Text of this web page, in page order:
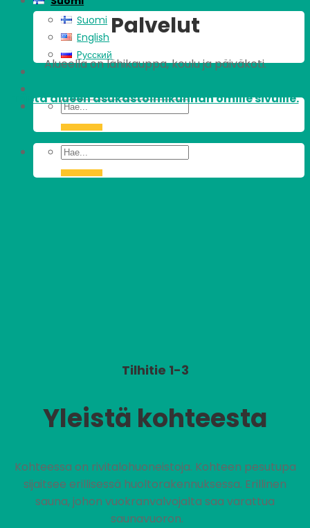
Suomi
English
Pусский
Palvelut
Alueella on lähikauppa, koulu ja päiväkoti.
Tästä alueen asukastoimikunnan omille sivuille.
Tilhitie 1-3
Yleistä kohteesta
Kohteessa on rivitalohuoneistoja. Kohteen pesutupa
sijaitsee erillisessä huoltorakennuksessa. Erillinen
sauna, johon vuokranvalvojalta saa varattua
saunavuoron.